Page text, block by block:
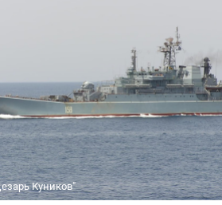
Куников"